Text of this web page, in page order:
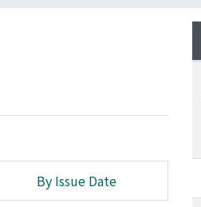
By Issue Date